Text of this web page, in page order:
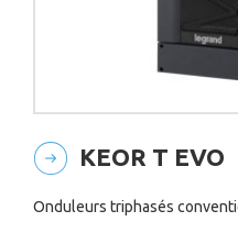
KEOR T EVO
Onduleurs triphasés